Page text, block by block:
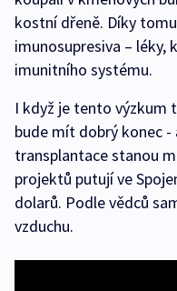
kostní dřeně. Díky
imunosupresiva – léky,
imunitního systému.
I když je tento výzkum
bude mít dobrý konec -
transplantace stanou
projektů putují ve
dolarů. Podle vědců
vzduchu.